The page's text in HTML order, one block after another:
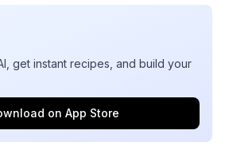
get instant recipes, and build your
on App Store